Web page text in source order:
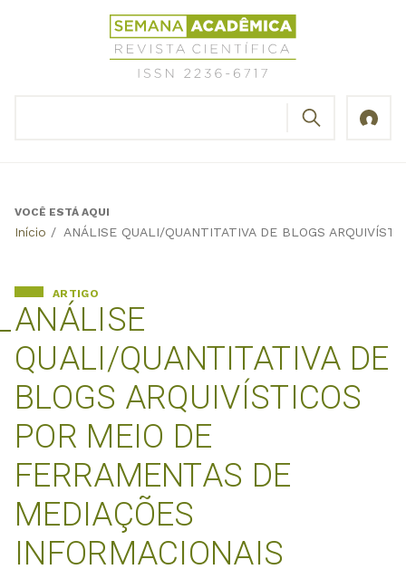
Revista
Científica
Semana
Back
VOCÊ ESTÁ AQUI
Início / ANÁLISE QUALI/QUANTITATIVA DE BLOGS
ANÁLISE
QUALI/QUANTITATIVA DE
BLOGS ARQUIVÍSTICOS
POR MEIO DE
FERRAMENTAS DE
MEDIAÇÕES
INFORMACIONAIS
ARTIGO